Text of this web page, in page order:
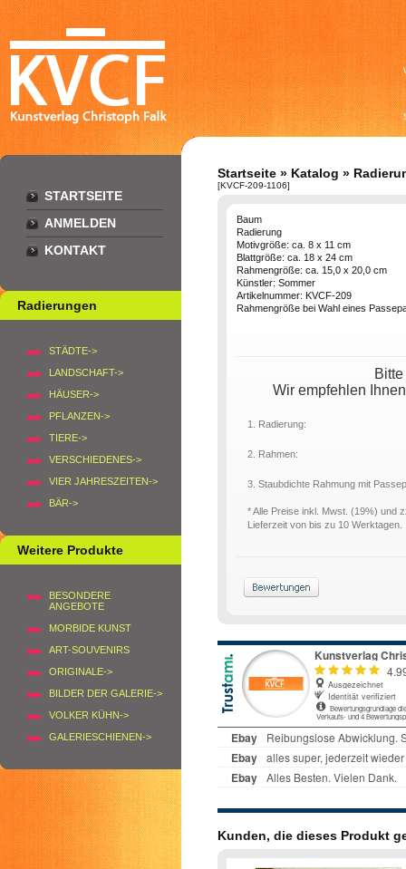
STARTSEITE
ANMELDEN
KONTAKT
Radierungen
STÄDTE->
LANDSCHAFT->
HÄUSER->
PFLANZEN->
TIERE->
VERSCHIEDENES->
VIER JAHRESZEITEN->
BÄR->
Weitere Produkte
BESONDERE
ANGEBOTE
MORBIDE KUNST
ART-SOUVENIRS
ORIGINALE->
BILDER DER GALERIE->
VOLKER KÜHN->
GALERIESCHIENEN->
Startseite » Katalog »
[KVCF-209-1106]
Baum
Radierung
Motivgröße: ca. 8 x 11 cm
Blattgröße: ca. 18 x 24 cm
Rahmengröße: ca. 15,0 x 20,0 cm
Künstler: Sommer
Artikelnummer: KVCF-209
Rahmengröße bei Wahl eines
Wir empfehlen
1. Radierung:
2. Rahmen:
3. Staubdichte Rahmung mit
* Alle Preise inkl. Mwst. (19%) und
Lieferzeit von bis zu 10 Werktagen.
Kunden, die dieses Produkt